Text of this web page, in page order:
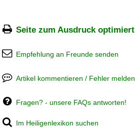
Seite zum Ausdruck optimiert
Empfehlung an Freunde senden
Artikel kommentieren / Fehler melden
Fragen? - unsere FAQs antworten!
Im Heiligenlexikon suchen